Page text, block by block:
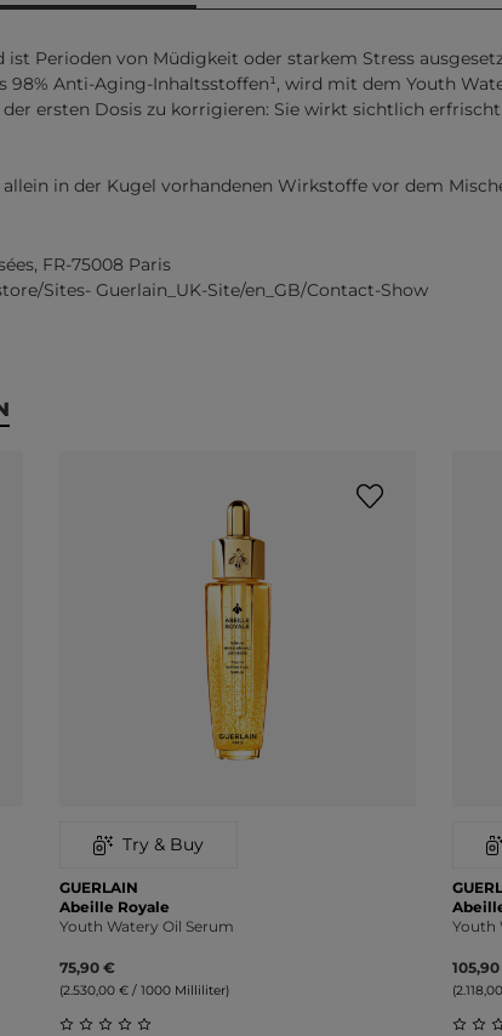
Perioden von Müdigkeit oder starkem Stress
98% Anti-Aging-Inhaltsstoffen¹, wird mit dem Youth
ersten Dosis zu korrigieren: Sie wirkt sichtlich
in der Kugel vorhandenen Wirkstoffe vor dem
FR-75008 Paris
Sites- Guerlain_UK-Site/en_GB/Contact-Show
Try & Buy
GUERLAIN
Abeille Royale
Youth Watery Oil Serum
75,90 €
(2.530,00 € / 1000 Milliliter)
Youth